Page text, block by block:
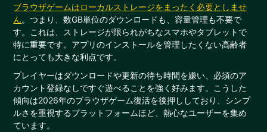
ブラウザゲームはローカルストレージをまったく必要としませ
ん。つまり、数GB単位のダウンロードも、容量管理も不要で
す。これは、ストレージが限られがちなスマホやタブレットで
特に重要です。アプリのインストールを管理したくない高齢者
にとっても大きな利点です。
プレイヤーはダウンロードや更新の待ち時間を嫌い、必須のア
カウント登録なしですぐ遊べることを強く好みます。こうした
傾向は2026年のブラウザゲーム復活を後押ししており、シンプ
ルさを重視するプラットフォームほど、熱心なユーザーを集め
ています。